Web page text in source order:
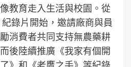
教育走入生活與校園。從
錄片開始，邀請廠商與員
消費者共同支持無農藥耕
後陸續推廣《我家有個開